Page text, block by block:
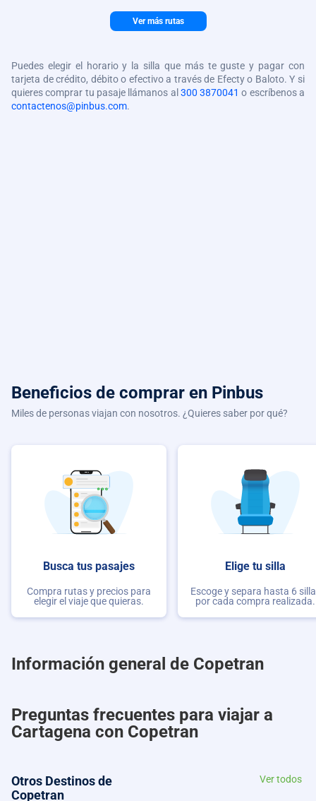
Ver más rutas
Puedes elegir el horario y la silla que más te guste y pagar con
tarjeta de crédito, débito o efectivo a través de Efecty o Baloto. Y si
quieres comprar tu pasaje llámanos al 300 3870041 o escríbenos a
contactenos@pinbus.com.
Beneficios de comprar en Pinbus
Miles de personas viajan con nosotros. ¿Quieres saber por qué?
Busca tus pasajes
Compra rutas y precios para
elegir el viaje que quieras.
Elige tu silla
Escoge y separa hasta 6
por cada compra realizada.
Información general de Copetran
Preguntas frecuentes para viajar a
Cartagena con Copetran
Otros Destinos de
Copetran
Ver todos